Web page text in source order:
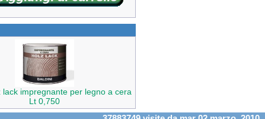
lack impregnante per legno a cera
Lt 0,750